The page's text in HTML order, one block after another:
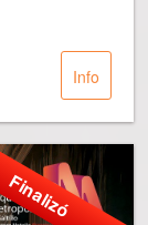
Info
Finalizó